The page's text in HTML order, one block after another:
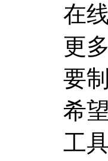
在
更
要
希
工